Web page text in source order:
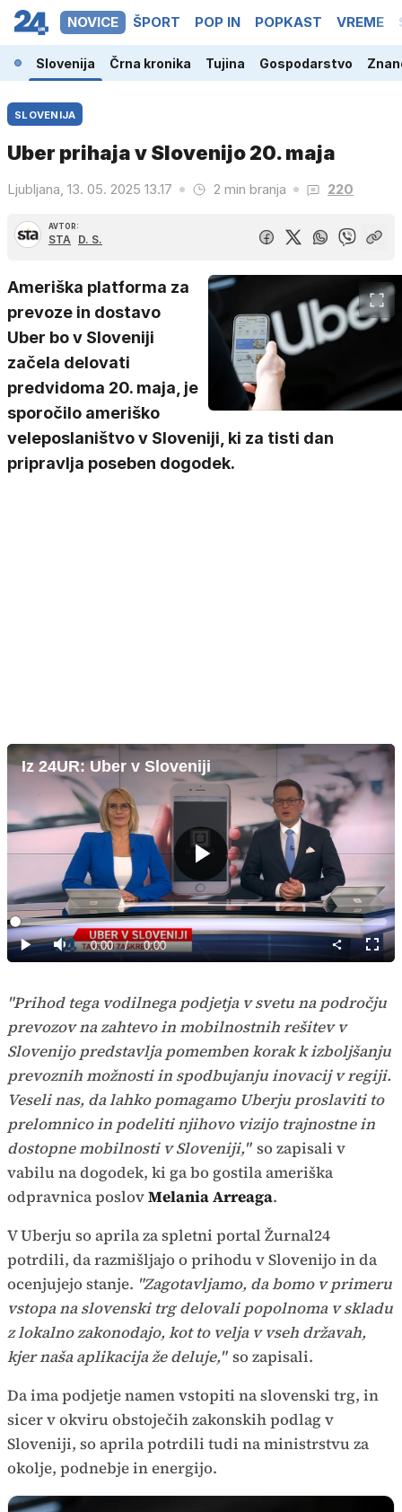
NOVICE ŠPORT POP IN POPKAST VREME
Slovenija Črna kronika Tujina Gospodarstvo
SLOVENIJA
Uber prihaja v Slovenijo 20. maja
Ljubljana, 13. 05. 2025 13.17 2 min branja 220
AVTOR:
STA D. S.
Ameriška platforma za
prevoze in dostavo
Uber bo v Sloveniji
začela delovati
predvidoma 20. maja, je
sporočilo ameriško
veleposlaništvo v Sloveniji, ki za tisti dan
pripravlja poseben dogodek.
Iz 24UR: Uber v Sloveniji
Predvajaj
Predvajaj
Tiho Current
0:00 / Duration
0:00
Loaded:
0%
način
"Prihod tega vodilnega podjetja v svetu na področju
prevozov na zahtevo in mobilnostnih rešitev v
Slovenijo predstavlja pomemben korak k izboljšanju
prevoznih možnosti in spodbujanju inovacij v regiji.
Veseli nas, da lahko pomagamo Uberju proslaviti to
prelomnico in podeliti njihovo vizijo trajnostne in
dostopne mobilnosti v Sloveniji," so zapisali v
vabilu na dogodek, ki ga bo gostila ameriška
odpravnica poslovMelania Arreaga.
V Uberju so aprila za spletni portal Žurnal24
potrdili, da razmišljajo o prihodu v Slovenijo in da
ocenjujejo stanje. "Zagotavljamo, da bomo v primeru
vstopa na slovenski trg delovali popolnoma v skladu
z lokalno zakonodajo, kot to velja v vseh državah,
kjer naša aplikacija že deluje," so zapisali.
Da ima podjetje namen vstopiti na slovenski trg, in
sicer v okviru obstoječih zakonskih podlag v
Sloveniji, so aprila potrdili tudi na ministrstvu za
okolje, podnebje in energijo.